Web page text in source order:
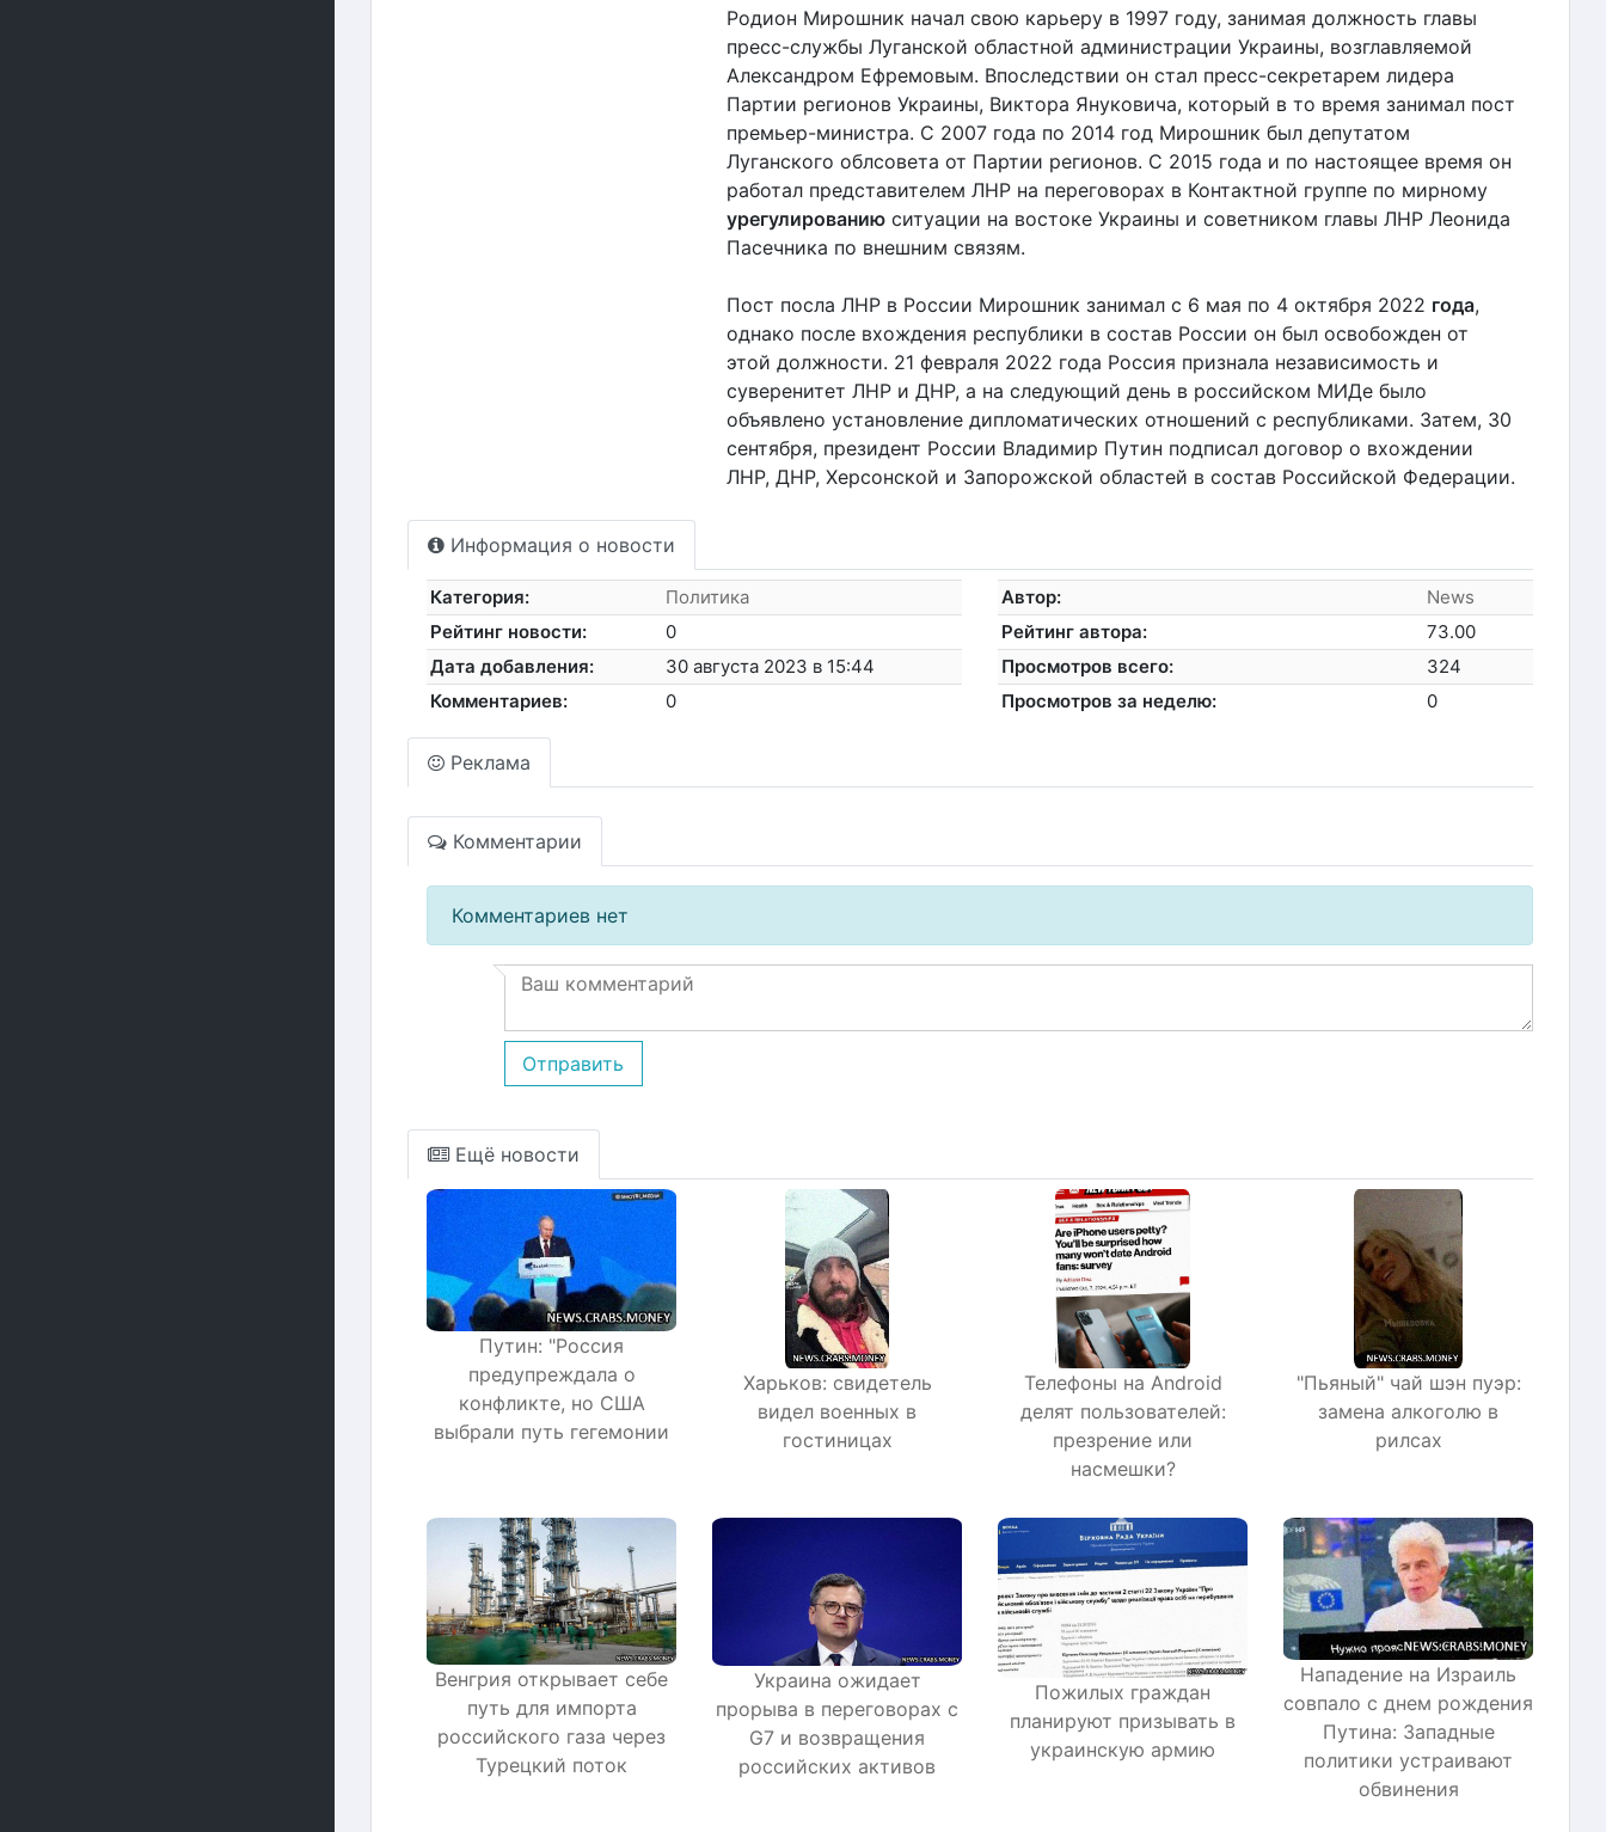
Родион Мирошник начал свою карьеру в 1997 году, занимая должность главы
пресс-службы Луганской областной администрации Украины, возглавляемой
Александром Ефремовым. Впоследствии он стал пресс-секретарем лидера
Партии регионов Украины, Виктора Януковича, который в то время занимал пост
премьер-министра. С 2007 года по 2014 год Мирошник был депутатом
Луганского облсовета от Партии регионов. С 2015 года и по настоящее время он
работал представителем ЛНР на переговорах в Контактной группе по мирному
урегулированиюситуации на востоке Украины и советником главы ЛНР Леонида
Пасечника по внешним связям.
Пост посла ЛНР в России Мирошник занимал с 6 мая по 4 октября 2022 года,
однако после вхождения республики в состав России он был освобожден от
этой должности. 21 февраля 2022 года Россия признала независимость и
суверенитет ЛНР и ДНР, а на следующий день в российском МИДе было
объявлено установление дипломатических отношений с республиками. Затем, 30
сентября, президент России Владимир Путин подписал договор о вхождении
ЛНР, ДНР, Херсонской и Запорожской областей в состав Российской Федерации.
Информация о новости
Категория:
Политика
Рейтинг новости:
0
Дата добавления:
30 августа 2023 в 15:44
Комментариев:
0
Автор:
News
Рейтинг автора:
73.00
Просмотров всего:
324
Просмотров за неделю:
0
Реклама
Комментарии
Комментариев нет
Отправить
Ещё новости
Путин: "Россия
предупреждала о
конфликте, но США
выбрали путь гегемонии
Харьков: свидетель
видел военных в
гостиницах
Телефоны на Android
делят пользователей:
презрение или
насмешки?
"Пьяный" чай шэн пуэр:
замена алкоголю в
рилсах
Венгрия открывает себе
путь для импорта
российского газа через
Турецкий поток
Украина ожидает
прорыва в переговорах с
G7 и возвращения
российских активов
Пожилых граждан
планируют призывать в
украинскую армию
Нападение на Израиль
совпало с днем рождения
Путина: Западные
политики устраивают
обвинения